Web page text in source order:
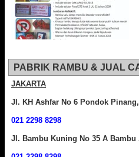
PABRIK RAMBU & JUAL
JAKARTA
Jl. KH Ashfar No 6 Pondok
021 2298 8298
Jl. Bambu Kuning No 35 A